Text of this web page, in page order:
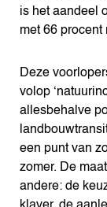
is het aandeel
met 66 procent
Deze
volop
allesbehalve
een punt van
zomer. De
andere: de